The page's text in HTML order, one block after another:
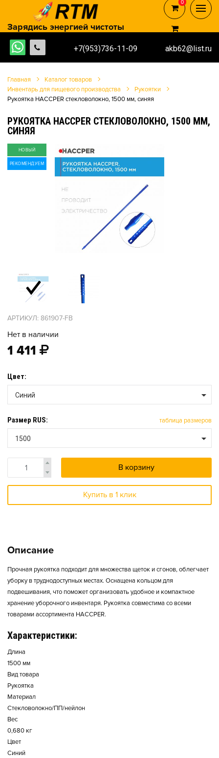
+7(953)736-11-09 akb62@list.ru
Зарядись энергией чистоты
0
0
Главная
Каталог товаров
Инвентарь для пищевого производства
Рукоятки
Рукоятка HACCPER стекловолокно, 1500 мм, синяя
РУКОЯТКА HACCPER СТЕКЛОВОЛОКНО, 1500 ММ,
СИНЯЯ
НОВЫЙ
РЕКОМЕНДУЕМ
АРТИКУЛ: 861907-FB
Нет в наличии
1 411
Цвет:
Синий
Размер RUS: таблица размеров
1500
В корзину
Купить в 1 клик
Описание
Прочная рукоятка подходит для множества щеток и сгонов, облегчает
уборку в труднодоступных местах. Оснащена кольцом для
подвешивания, что поможет организовать удобное и компактное
хранение уборочного инвентаря. Рукоятка совместима со всеми
товарами ассортимента HACCPER.
Характеристики:
Длина
1500 мм
Вид товара
Рукоятка
Материал
Стекловолокно/ПП/нейлон
Вес
0,680 кг
Цвет
Синий